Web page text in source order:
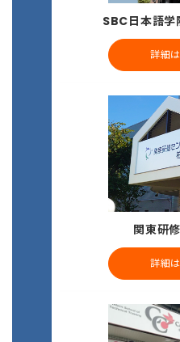
SBC日本語学
詳細
関東研
詳細